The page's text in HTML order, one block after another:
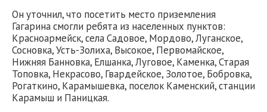
Он уточнил, что посетить место приземления
Гагарина смогли ребята из населенных пунктов:
Красноармейск, села Садовое, Мордово, Луганское,
Сосновка, Усть-Золиха, Высокое, Первомайское,
Нижняя Банновка, Елшанка, Луговое, Каменка, Старая
Топовка, Некрасово, Гвардейское, Золотое, Бобровка,
Рогаткино, Карамышевка, поселок Каменский, станции
Карамыш и Паницкая.